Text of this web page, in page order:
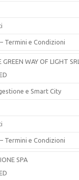
Termini e Condizioni
WAY OF LIGHT SRL
e Smart City
Termini e Condizioni
SPA